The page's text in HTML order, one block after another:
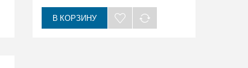
В КОРЗИНУ